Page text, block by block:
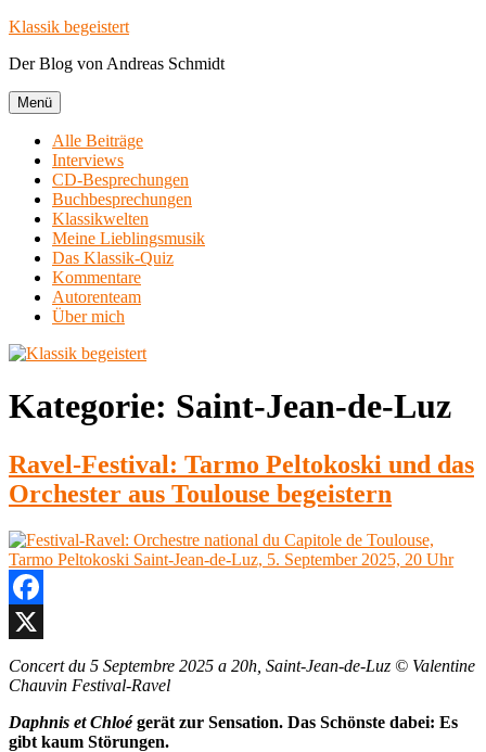
Zum
springen
Klassik begeistert
Der Blog von Andreas Schmidt
Menü
Alle Beiträge
Interviews
CD-Besprechungen
Buchbesprechungen
Klassikwelten
Meine Lieblingsmusik
Das Klassik-Quiz
Kommentare
Autorenteam
Über mich
Kategorie: Saint-Jean-de-Luz
Ravel-Festival: Tarmo Peltokoski und das
Orchester aus Toulouse begeistern
Facebook
X
Concert du 5 Septembre 2025 a 20h, Saint-Jean-de-Luz © Valentine
Chauvin Festival-Ravel
Daphnis et Chloégerät zur Sensation. Das Schönste dabei: Es
gibt kaum Störungen.